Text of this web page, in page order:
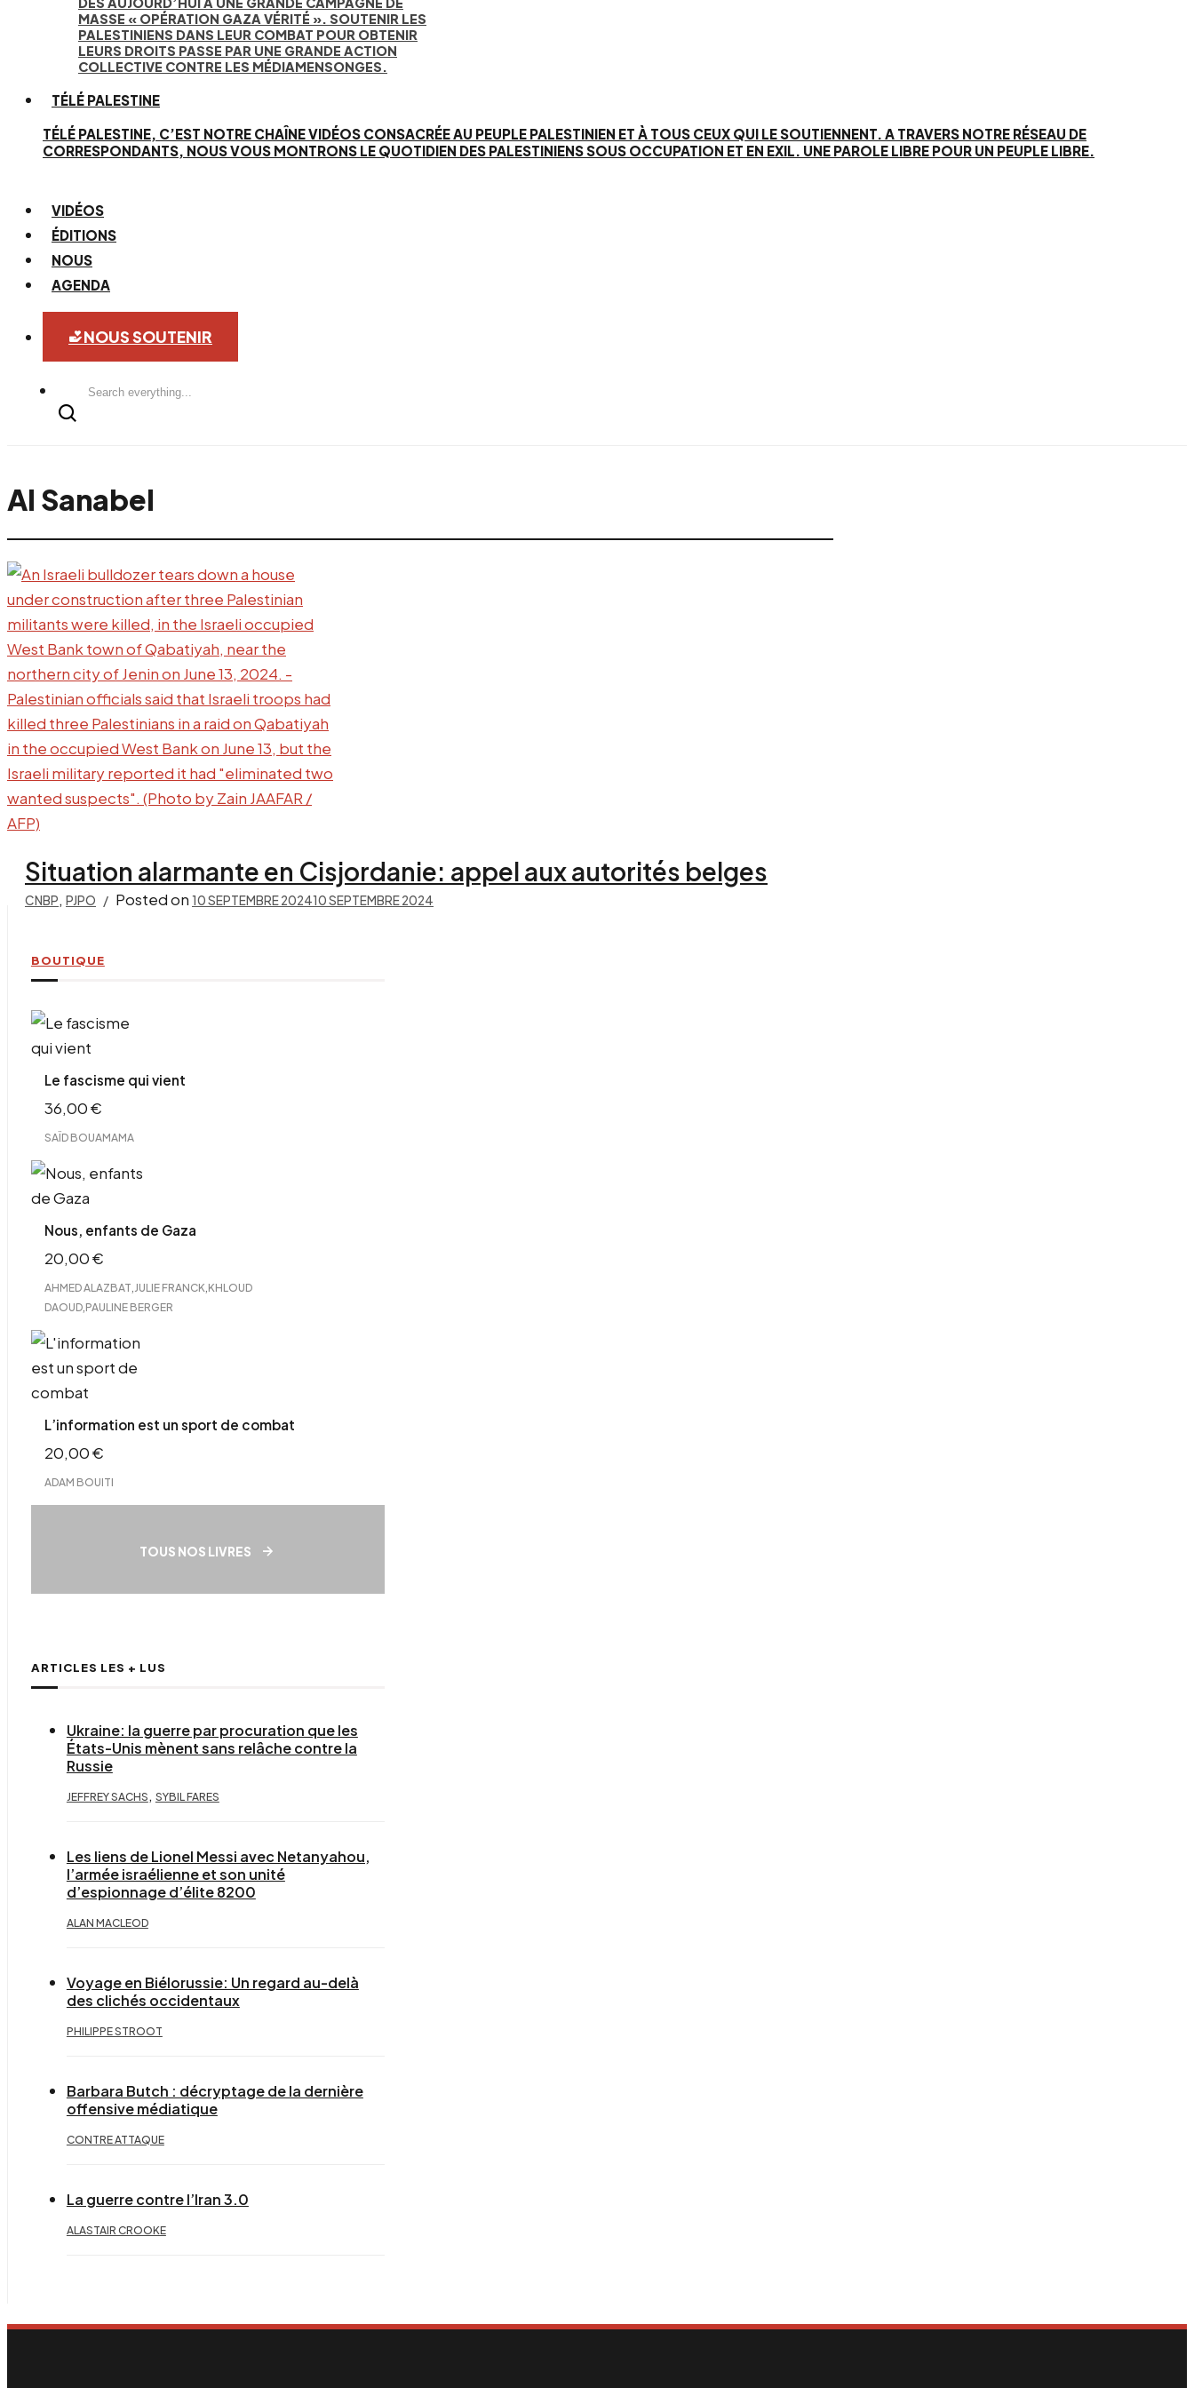
MASSE « OPÉRATION GAZA VÉRITÉ ». SOUTENIR LES
PALESTINIENS DANS LEUR COMBAT POUR OBTENIR
LEURS DROITS PASSE PAR UNE GRANDE ACTION
COLLECTIVE CONTRE LES MÉDIAMENSONGES.
TÉLÉ PALESTINE
TÉLÉ PALESTINE, C’EST NOTRE CHAÎNE VIDÉOS CONSACRÉE AU PEUPLE PALESTINIEN ET À TOUS CEUX QUI LE SOUTIENNENT. A TRAVERS NOTRE RÉSEAU DE
CORRESPONDANTS, NOUS VOUS MONTRONS LE QUOTIDIEN DES PALESTINIENS SOUS OCCUPATION ET EN EXIL. UNE PAROLE LIBRE POUR UN PEUPLE LIBRE.
VIDÉOS
ÉDITIONS
NOUS
AGENDA
NOUS SOUTENIR
Search
Al Sanabel
Situation alarmante en Cisjordanie: appel aux autorités belges
CNBP, PJPO Posted on 10 SEPTEMBRE 202410 SEPTEMBRE 2024
BOUTIQUE
Le fascisme qui vient
36,00€
SAÏD BOUAMAMA
Nous, enfants de Gaza
20,00€
AHMED ALAZBAT JULIE FRANCK KHLOUD
DAOUD, PAULINE BERGER
L’information est un sport de combat
20,00€
ADAM BOUITI
TOUS NOS LIVRES
ARTICLES LES + LUS
Ukraine: la guerre par procuration que les
États-Unis mènent sans relâche contre la
Russie
JEFFREY SACHS , SYBIL FARES
Les liens de Lionel Messi avec Netanyahou,
l’armée israélienne et son unité
d’espionnage d’élite 8200
ALAN MACLEOD
Voyage en Biélorussie: Un regard au-delà
des clichés occidentaux
PHILIPPE STROOT
Barbara Butch : décryptage de la dernière
offensive médiatique
CONTRE ATTAQUE
La guerre contre l’Iran 3.0
ALASTAIR CROOKE